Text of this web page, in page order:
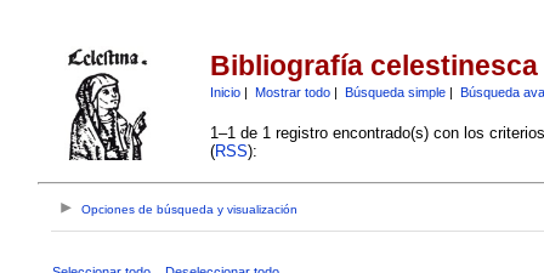
Bibliografía celestinesca
Inicio| Mostrar todo| Búsqueda simple| Búsqueda
1–1 de 1 registro encontrado(s) con los
(RSS):
Opciones de búsqueda y visualización